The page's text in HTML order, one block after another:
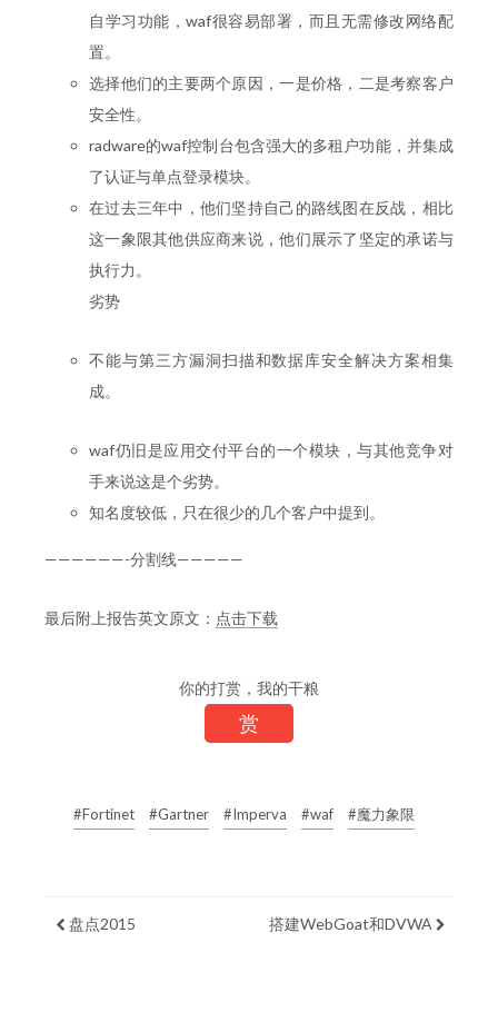
自学习功能，waf很容易部署，而且无需修改网络配
置。
选择他们的主要两个原因，一是价格，二是考察客户
安全性。
radware的waf控制台包含强大的多租户功能，并集成
了认证与单点登录模块。
在过去三年中，他们坚持自己的路线图在反战，相比
这一象限其他供应商来说，他们展示了坚定的承诺与
执行力。
劣势
不能与第三方漏洞扫描和数据库安全解决方案相集
成。
waf仍旧是应用交付平台的一个模块，与其他竞争对
手来说这是个劣势。
知名度较低，只在很少的几个客户中提到。
——————-分割线—————
最后附上报告英文原文： 点击下载
你的打赏，我的干粮
赏
#Fortinet #Gartner #Imperva #waf #魔力象限
盘点2015 搭建WebGoat和DVWA